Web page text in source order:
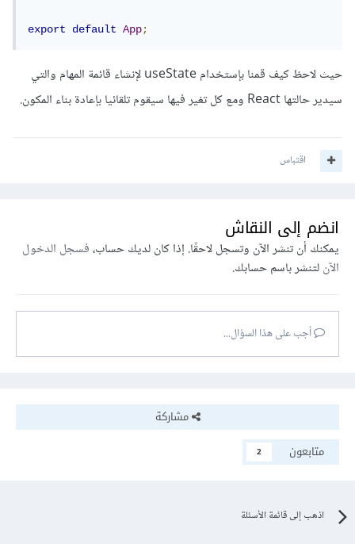
export default App;
حيث لاحظ كيف قمنا بإستخدام useState لإنشاء قائمة المهام والتي
سيدير حالتها React ومع كل تغير فيها سيقوم تلقائيا بإعادة بناء المكون.
اقتباس
انضم إلى النقاش
يمكنك أن تنشر الآن وتسجل لاحقًا. إذا كان لديك حساب،فسجل الدخول
الآنلتنشر باسم حسابك.
أجب على هذا السؤال...
مشاركة
متابعون
2
اذهب إلى قائمة الأسئلة